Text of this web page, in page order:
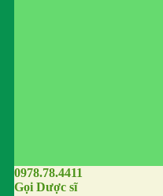
0978.78.4411
Gọi Dược sĩ